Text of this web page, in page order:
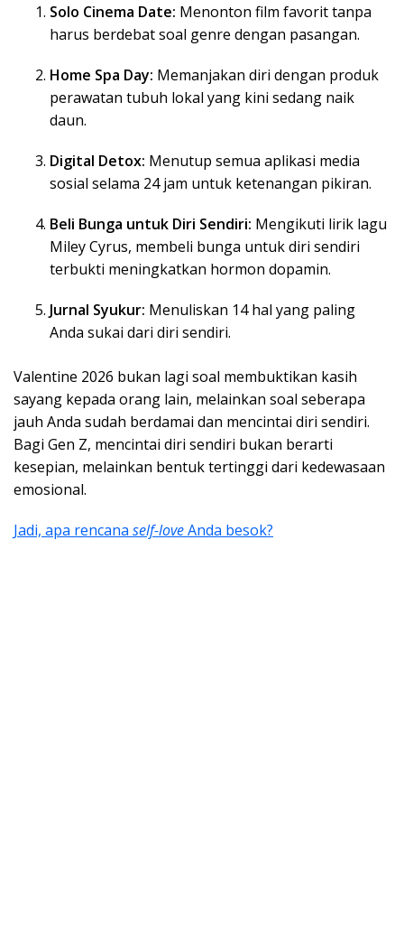
Solo Cinema Date: Menonton film favorit tanpa
harus berdebat soal genre dengan pasangan.
Home Spa Day: Memanjakan diri dengan produk
perawatan tubuh lokal yang kini sedang naik
daun.
Digital Detox: Menutup semua aplikasi media
sosial selama 24 jam untuk ketenangan pikiran.
Beli Bunga untuk Diri Sendiri: Mengikuti lirik lagu
Miley Cyrus, membeli bunga untuk diri sendiri
terbukti meningkatkan hormon dopamin.
Jurnal Syukur: Menuliskan 14 hal yang paling
Anda sukai dari diri sendiri.
Valentine 2026 bukan lagi soal membuktikan kasih
sayang kepada orang lain, melainkan soal seberapa
jauh Anda sudah berdamai dan mencintai diri sendiri.
Bagi Gen Z, mencintai diri sendiri bukan berarti
kesepian, melainkan bentuk tertinggi dari kedewasaan
emosional.
Jadi, apa rencana self-loveAnda besok?